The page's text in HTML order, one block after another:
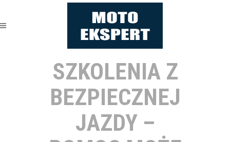
SZKOLENIA Z
BEZPIECZNEJ
JAZDY –